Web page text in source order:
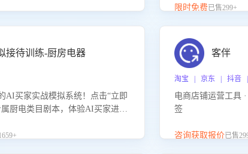
咨询等售后场景的
限时免费已售299+
接待训练-厨房电器
AI买家实战模拟系统！点击“立即
厨电类目剧本，体验AI买家进线
对技巧！
客伴
淘宝 | 京东 | 抖音
电商店铺运营工具
签
咨询获取报价已售